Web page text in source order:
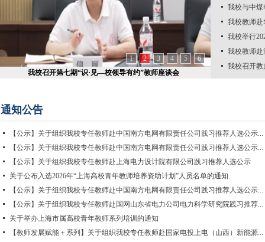
1 2 3 4 5
6
我校召开第七期“识·见—校领导有约”教师座谈会
我校与中煤
我校教师赴
我校举行
我校教师赴
我校召开
通知公告
【公示】关于组织我校专任教师赴中国南方电网有限责任公司践习推荐人选公示...
【公示】关于组织我校专任教师赴中国南方电网有限责任公司践习推荐人选公示...
【公示】关于组织我校专任教师赴上海电力设计院有限公司践习推荐人选公示
关于公布入选2026年“上海高校青年教师培养资助计划”人员名单的通知
【公示】关于组织我校专任教师赴中国南方电网有限责任公司践习推荐人选公示...
【公示】关于组织我校专任教师赴国网山东省电力公司电力科学研究院践习推荐...
关于举办上海市属高校青年教师系列培训的通知
【教师发展赋能＋系列】关于组织我校专任教师赴国家电投上电（山西）新能源...